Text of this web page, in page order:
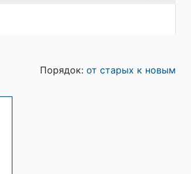
Порядок: от старых к новым